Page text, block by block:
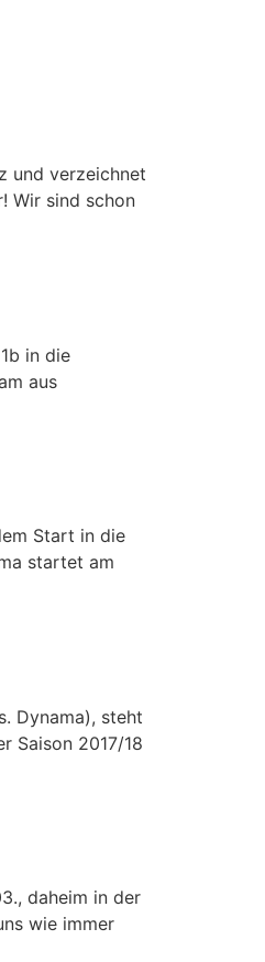
und verzeichnet
Wir sind schon
in die
aus
Start in die
startet am
Dynama), steht
Saison 2017/18
daheim in der
wie immer